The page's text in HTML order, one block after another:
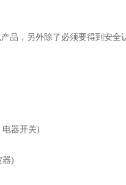
品，另外除了必须要得到安全
电器开关)
器)